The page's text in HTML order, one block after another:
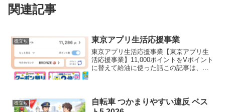
関連記事
役立ち 東京アプリ生活応援事業
東京アプリ生活応援事業【東京アプリ生
活応援事業】11,000ポイントをVポイント
に替えて給油に使った話この記事は、東
きの参考に...
役立ち
自転車 つかまりやすい違反 ベス